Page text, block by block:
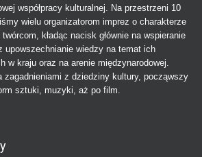
współpracy kulturalnej. Na przestrzeni 10
wielu organizatorom imprez o charakterze
kładąc nacisk głównie na wspieranie
upowszechnianie wiedzy na temat ich
w kraju oraz na arenie międzynarodowej.
zagadnieniami z dziedziny kultury, począwszy
sztuki, muzyki, aż po film.